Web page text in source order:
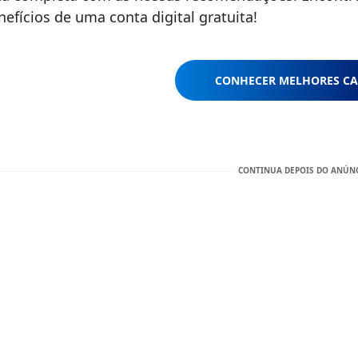
de uma conta digital gratuita!
CONHECER MELHORES